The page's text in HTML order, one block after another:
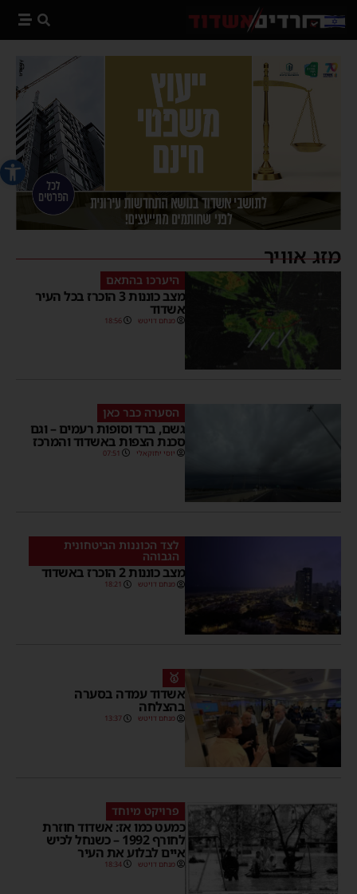
פתח
מזג אוויר
היערכו בהתאם
מצב כוננות 3 הוכרז בכל העיר
אשדוד
מנחם דויטש 18:56
הסערה כבר כאן
גשם, ברד וסופות רעמים – וגם
סכנת הצפות באשדוד והמרכז
יוסי יחזקאלי 07:51
לצד הכוננות הביטחונית
הגבוהה
מצב כוננות 2 הוכרז באשדוד
מנחם דויטש 18:21
🥇
אשדוד עמדה בסערה
בהצלחה
מנחם דויטש 13:37
פרויקט מיוחד
כמעט כמו אז: אשדוד חוזרת
לחורף 1992 – כשנחל לכיש
איים לבלוע את העיר
מנחם דויטש 18:34